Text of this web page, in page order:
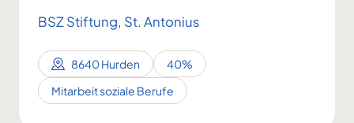
BSZ Stiftung, St. Antonius
8640 Hurden
40%
Mitarbeit soziale Berufe